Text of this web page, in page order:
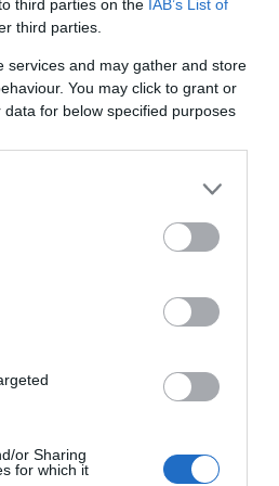
third parties on the IAB’s List of
third parties.
services and may gather and store
You may click to grant or
for below specified purposes
or Sharing
for which it
EuroLeague,
τα
επιστρέψει
προς τα